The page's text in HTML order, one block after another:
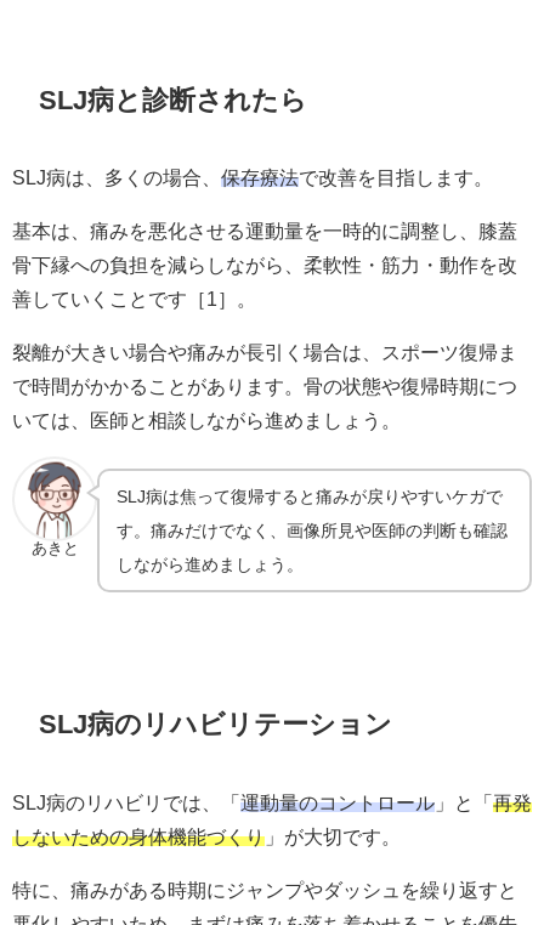
SLJ病と診断されたら
SLJ病は、多くの場合、 保存療法で改善を目指します。
基本は、痛みを悪化させる運動量を一時的に調整し、膝蓋
骨下縁への負担を減らしながら、柔軟性・筋力・動作を改
善していくことです［1］。
裂離が大きい場合や痛みが長引く場合は、スポーツ復帰ま
で時間がかかることがあります。骨の状態や復帰時期につ
いては、医師と相談しながら進めましょう。
あきと
SLJ病は焦って復帰すると痛みが戻りやすいケガで
す。痛みだけでなく、画像所見や医師の判断も確認
しながら進めましょう。
SLJ病のリハビリテーション
SLJ病のリハビリでは、「 運動量のコントロール 」と「 再発
しないための身体機能づくり 」が大切です。
特に、痛みがある時期にジャンプやダッシュを繰り返すと